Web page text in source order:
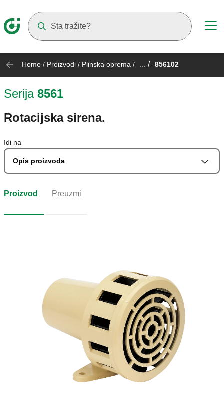
Home / Proizvodi / Plinska oprema / ... / 856102
Serija 8561
Rotacijska sirena.
Idi na
Opis proizvoda
Proizvod Preuzmi